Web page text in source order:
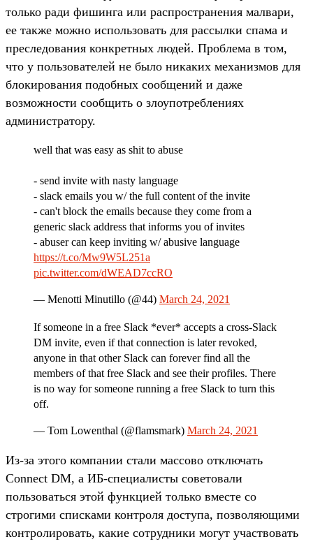
только ради фишинга или распространения малвари,
ее также можно использовать для рассылки спама и
преследования конкретных людей. Проблема в том,
что у пользователей не было никаких механизмов для
блокирования подобных сообщений и даже
возможности сообщить о злоупотреблениях
администратору.
well that was easy as shit to abuse
- send invite with nasty language
- slack emails you w/ the full content of the invite
- can't block the emails because they come from a
generic slack address that informs you of invites
- abuser can keep inviting w/ abusive language
https://t.co/Mw9W5L251a
pic.twitter.com/dWEAD7ccRO
— Menotti Minutillo (@44) March 24, 2021
If someone in a free Slack *ever* accepts a cross-Slack
DM invite, even if that connection is later revoked,
anyone in that other Slack can forever find all the
members of that free Slack and see their profiles. There
is no way for someone running a free Slack to turn this
off.
— Tom Lowenthal (@flamsmark) March 24, 2021
Из-за этого компании стали массово отключать
Connect DM, а ИБ-специалисты советовали
пользоваться этой функцией только вместе со
строгими списками контроля доступа, позволяющими
контролировать, какие сотрудники могут участвовать